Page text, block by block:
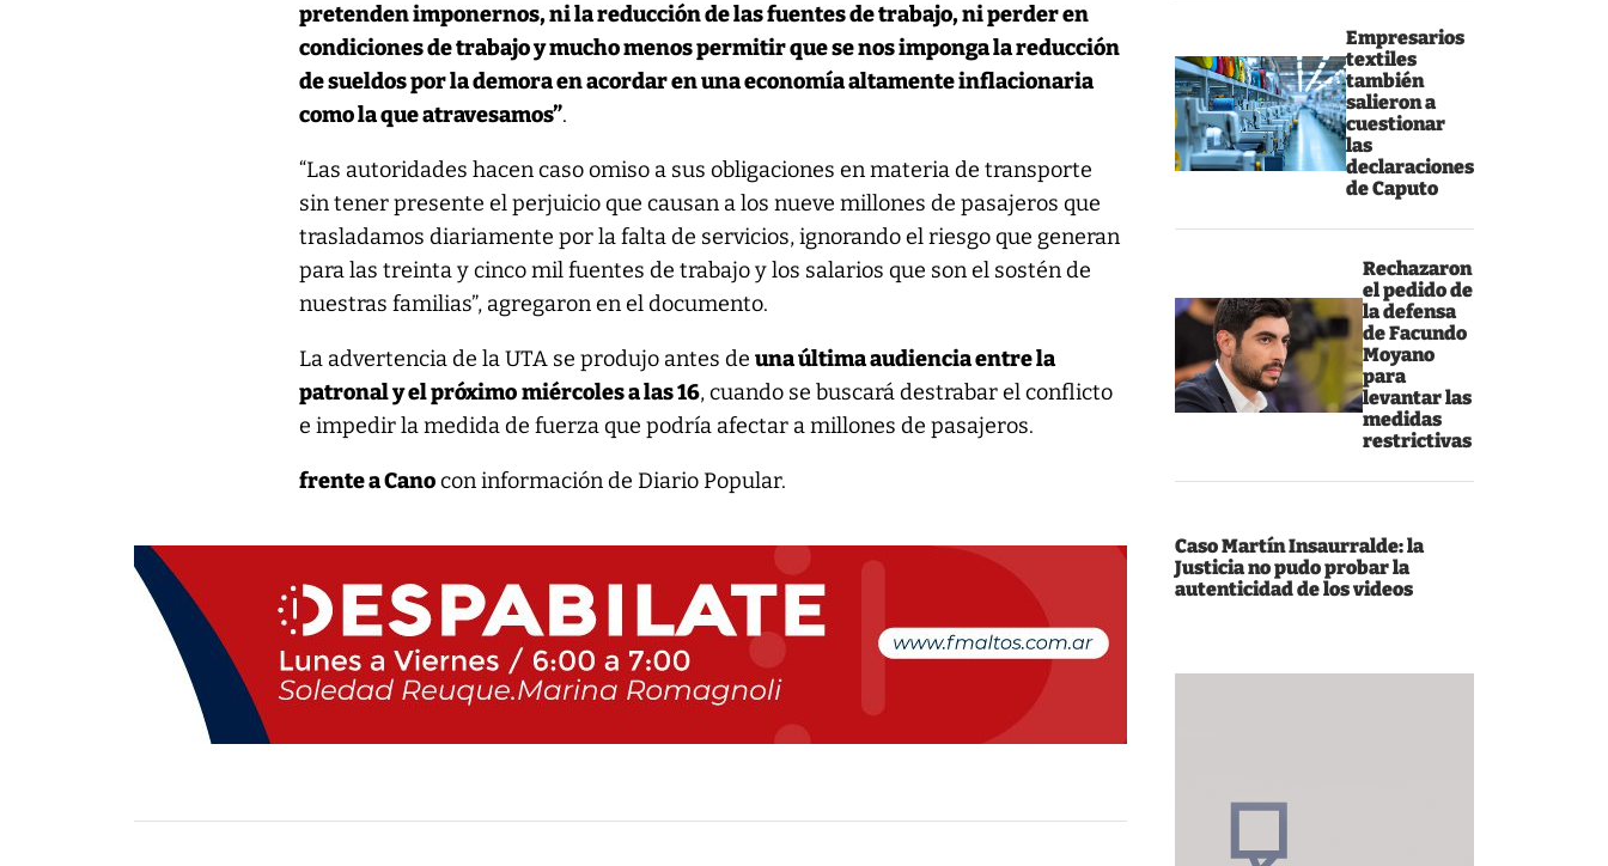
Empresarios
textiles
también
salieron a
cuestionar
las
declaraciones
de Caputo
Rechazaron
el pedido de
la defensa
de Facundo
Moyano
para
levantar las
medidas
restrictivas
Caso Martín Insaurralde: la
Justicia no pudo probar la
autenticidad de los videos
pretenden imponernos, ni la reducción de las fuentes de trabajo, ni perder en
condiciones de trabajo y mucho menos permitir que se nos imponga la reducción
de sueldos por la demora en acordar en una economía altamente inflacionaria
como la que atravesamos”.
“Las autoridades hacen caso omiso a sus obligaciones en materia de transporte
sin tener presente el perjuicio que causan a los nueve millones de pasajeros que
trasladamos diariamente por la falta de servicios, ignorando el riesgo que generan
para las treinta y cinco mil fuentes de trabajo y los salarios que son el sostén de
nuestras familias”, agregaron en el documento.
La advertencia de la UTA se produjo antes deuna última audiencia entre la
patronal y el próximomiércoles a las 16, cuando se buscará destrabar el conflicto
e impedir la medida de fuerza que podría afectar a millones de pasajeros.
frente a Canocon información de Diario Popular.